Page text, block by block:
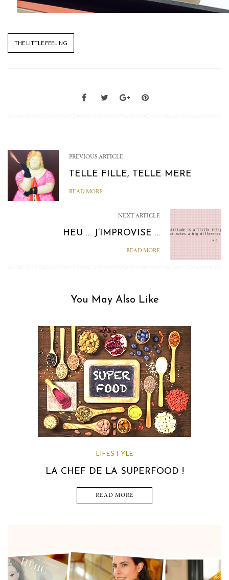
THE LITTLE FEELING
PREVIOUS ARTICLE
TELLE FILLE, TELLE MERE
READ MORE
NEXT ARTICLE
HEU … J’IMPROVISE …
READ MORE
You May Also Like
LIFESTYLE
LA CHEF DE LA SUPERFOOD !
READ MORE